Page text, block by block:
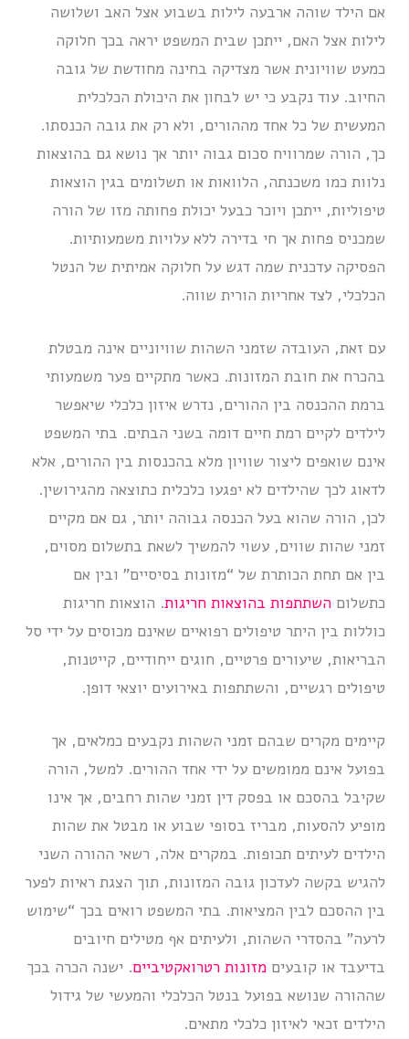
אם הילד שוהה ארבעה לילות בשבוע אצל האב ושלושה
לילות אצל האם, ייתכן שבית המשפט יראה בכך חלוקה
כמעט שוויונית אשר מצדיקה בחינה מחודשת של גובה
החיוב. עוד נקבע כי יש לבחון את היכולת הכלכלית
המעשית של כל אחד מההורים, ולא רק את גובה הכנסתו.
כך, הורה שמרוויח סכום גבוה יותר אך נושא גם בהוצאות
נלוות כמו משכנתה, הלוואות או תשלומים בגין הוצאות
טיפוליות, ייתכן ויוכר כבעל יכולת פחותה מזו של הורה
שמכניס פחות אך חי בדירה ללא עלויות משמעותיות.
הפסיקה עדכנית שמה דגש על חלוקה אמיתית של הנטל
הכלכלי, לצד אחריות הורית שווה.
עם זאת, העובדה שזמני השהות שוויוניים אינה מבטלת
בהכרח את חובת המזונות. כאשר מתקיים פער משמעותי
ברמת ההכנסה בין ההורים, נדרש איזון כלכלי שיאפשר
לילדים לקיים רמת חיים דומה בשני הבתים. בתי המשפט
אינם שואפים ליצור שוויון מלא בהכנסות בין ההורים, אלא
לדאוג לכך שהילדים לא יפגעו כלכלית כתוצאה מהגירושין.
לכן, הורה שהוא בעל הכנסה גבוהה יותר, גם אם מקיים
זמני שהות שווים, עשוי להמשיך לשאת בתשלום מסוים,
בין אם תחת הכותרת של “מזונות בסיסיים” ובין אם
כתשלוםהשתתפות בהוצאות חריגות. הוצאות חריגות
כוללות בין היתר טיפולים רפואיים שאינם מכוסים על ידי סל
הבריאות, שיעורים פרטיים, חוגים ייחודיים, קייטנות,
טיפולים רגשיים, והשתתפות באירועים יוצאי דופן.
קיימים מקרים שבהם זמני השהות נקבעים כמלאים, אך
בפועל אינם ממומשים על ידי אחד ההורים. למשל, הורה
שקיבל בהסכם או בפסק דין זמני שהות רחבים, אך אינו
מופיע להסעות, מבריז בסופי שבוע או מבטל את שהות
הילדים לעיתים תכופות. במקרים אלה, רשאי ההורה השני
להגיש בקשה לעדכון גובה המזונות, תוך הצגת ראיות לפער
בין ההסכם לבין המציאות. בתי המשפט רואים בכך “שימוש
לרעה” בהסדרי השהות, ולעיתים אף מטילים חיובים
בדיעבד או קובעיםמזונות רטרואקטיביים. ישנה הכרה בכך
שההורה שנושא בפועל בנטל הכלכלי והמעשי של גידול
הילדים זכאי לאיזון כלכלי מתאים.